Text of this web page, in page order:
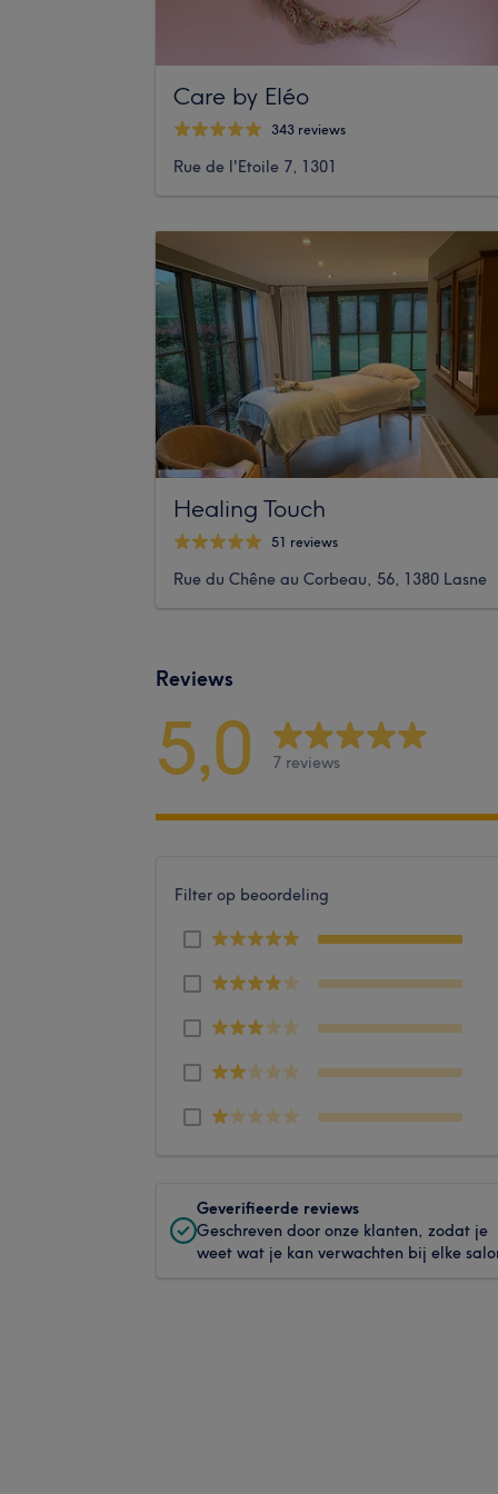
Care by Eléo
343 reviews
Rue de l'Etoile 7, 1301
Healing Touch
51 reviews
Rue du Chêne au Corbeau, 56, 1380 Lasne
Reviews
5,0 7 reviews
Filter op beoordeling
Geverifieerde reviews
Geschreven door onze klanten, zodat je
weet wat je kan verwachten bij elke